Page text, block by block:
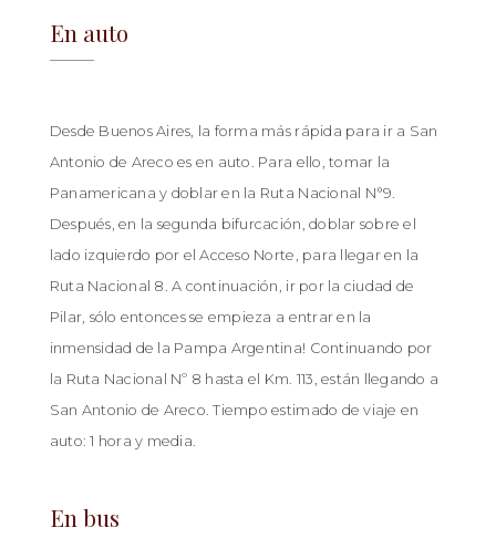
En auto
Desde Buenos Aires, la forma más rápida para ir a San
Antonio de Areco es en auto. Para ello, tomar la
Panamericana y doblar en la Ruta Nacional N°9.
Después, en la segunda bifurcación, doblar sobre el
lado izquierdo por el Acceso Norte, para llegar en la
Ruta Nacional 8. A continuación, ir por la ciudad de
Pilar, sólo entonces se empieza a entrar en la
inmensidad de la Pampa Argentina! Continuando por
la Ruta Nacional Nº 8 hasta el Km. 113, están llegando a
San Antonio de Areco. Tiempo estimado de viaje en
auto: 1 hora y media.
En bus